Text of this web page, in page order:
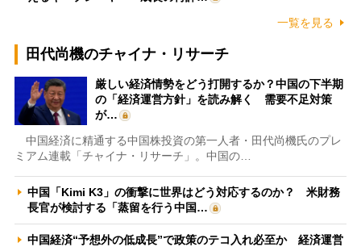
一覧を見る
田代尚機のチャイナ・リサーチ
厳しい経済情勢をどう打開するか？中国の下半期
の「経済運営方針」を読み解く 需要不足対策
が…
中国経済に精通する中国株投資の第一人者・田代尚機氏のプレ
ミアム連載「チャイナ・リサーチ」。中国の…
中国「Kimi K3」の衝撃に世界はどう対応するのか？ 米財務
長官が検討する「蒸留を行う中国…
中国経済“予想外の低成長”で政策のテコ入れ必至か 経済運営